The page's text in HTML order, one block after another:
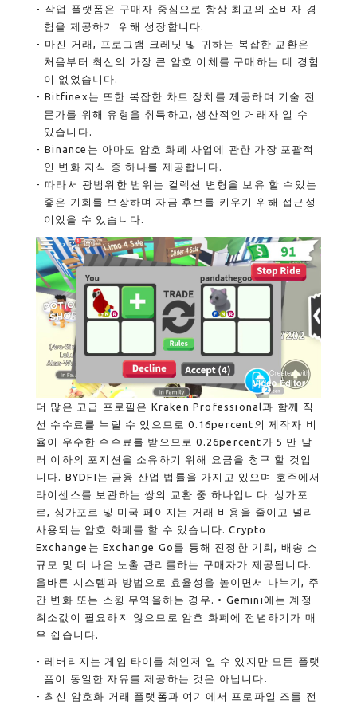
작업 플랫폼은 구매자 중심으로 항상 최고의 소비자 경
험을 제공하기 위해 성장합니다.
마진 거래, 프로그램 크레딧 및 귀하는 복잡한 교환은
처음부터 최신의 가장 큰 암호 이체를 구매하는 데 경험
이 없었습니다.
Bitfinex는 또한 복잡한 차트 장치를 제공하며 기술 전
문가를 위해 유형을 취득하고, 생산적인 거래자 일 수
있습니다.
Binance는 아마도 암호 화폐 사업에 관한 가장 포괄적
인 변화 지식 중 하나를 제공합니다.
따라서 광범위한 범위는 컬렉션 변형을 보유 할 수있는
좋은 기회를 보장하며 자금 후보를 키우기 위해 접근성
이있을 수 있습니다.
더 많은 고급 프로필은 Kraken Professional과 함께 직
선 수수료를 누릴 수 있으므로 0.16percent의 제작자 비
율이 우수한 수수료를 받으므로 0.26percent가 5 만 달
러 이하의 포지션을 소유하기 위해 요금을 청구 할 것입
니다. BYDFI는 금융 산업 법률을 가지고 있으며 호주에서
라이센스를 보관하는 쌍의 교환 중 하나입니다. 싱가포
르, 싱가포르 및 미국 페이지는 거래 비용을 줄이고 널리
사용되는 암호 화폐를 할 수 있습니다. Crypto
Exchange는 Exchange Go를 통해 진정한 기회, 배송 소
규모 및 더 나은 노출 관리를하는 구매자가 제공됩니다.
올바른 시스템과 방법으로 효율성을 높이면서 나누기, 주
간 변화 또는 스윙 무역을하는 경우. • Gemini에는 계정
최소값이 필요하지 않으므로 암호 화폐에 전념하기가 매
우 쉽습니다.
레버리지는 게임 타이틀 체인저 일 수 있지만 모든 플랫
폼이 동일한 자유를 제공하는 것은 아닙니다.
최신 암호화 거래 플랫폼과 여기에서 프로파일 즈를 전